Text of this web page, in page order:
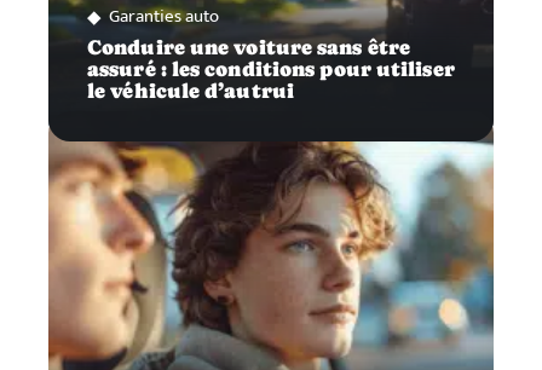
Garanties auto
Conduire une voiture sans être
assuré : les conditions pour utiliser
le véhicule d’autrui